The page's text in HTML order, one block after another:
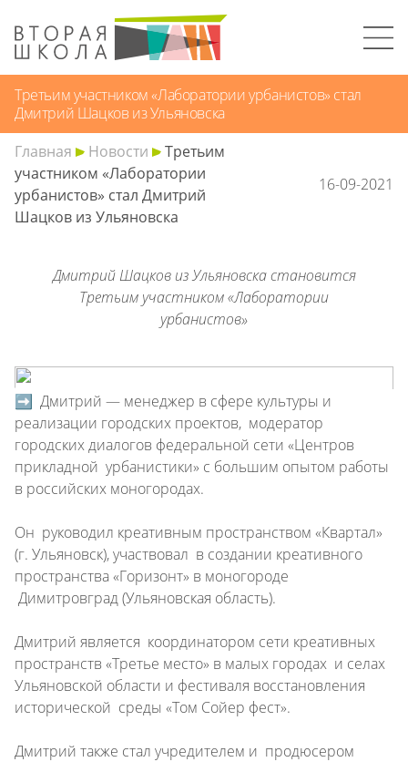
Третьим участником «Лаборатории урбанистов» стал
Дмитрий Шацков из Ульяновска
Главная
Новости
Третьим
участником «Лаборатории
урбанистов» стал Дмитрий
Шацков из Ульяновска
16-09-2021
Дмитрий Шацков из Ульяновска становится
Третьим участником «Лаборатории
урбанистов»
➡️ Дмитрий — менеджер в сфере культуры и
реализации городских проектов, модератор
городских диалогов федеральной сети «Центров
прикладной урбанистики» с большим опытом работы
в российских моногородах.
Он руководил креативным пространством «Квартал»
(г. Ульяновск), участвовал в создании креативного
пространства «Горизонт» в моногороде
Димитровград (Ульяновская область).
Дмитрий является координатором сети креативных
пространств «Третье место» в малых городах и селах
Ульяновской области и фестиваля восстановления
исторической среды «Том Сойер фест».
Дмитрий также стал учредителем и продюсером